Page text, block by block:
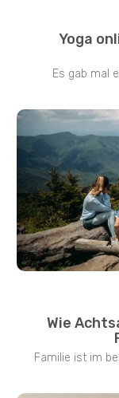
Yoga
Es gab mal
Wie
Familie ist im